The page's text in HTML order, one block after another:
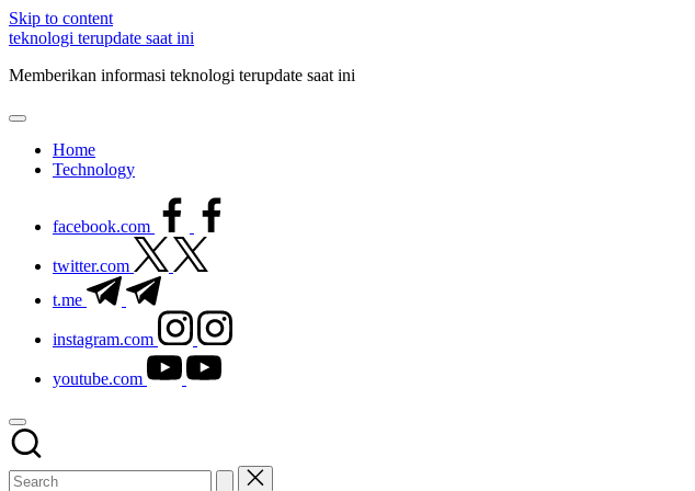
Skip to content
teknologi terupdate saat ini
Memberikan informasi teknologi terupdate saat ini
Home
Technology
facebook.com
twitter.com
t.me
instagram.com
youtube.com